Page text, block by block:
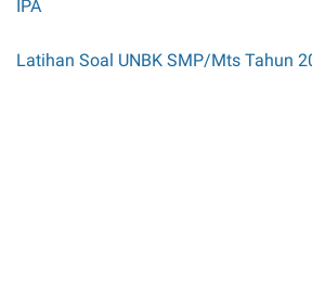
IPA
Latihan Soal UNBK SMP/Mts Tahun